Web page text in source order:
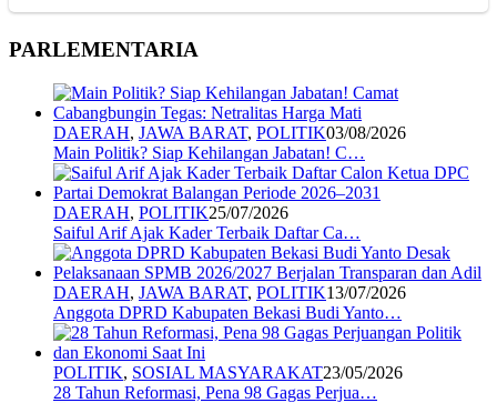
PARLEMENTARIA
DAERAH, JAWA BARAT, POLITIK03/08/2026
Main Politik? Siap Kehilangan Jabatan! C…
DAERAH, POLITIK25/07/2026
Saiful Arif Ajak Kader Terbaik Daftar Ca…
DAERAH, JAWA BARAT, POLITIK13/07/2026
Anggota DPRD Kabupaten Bekasi Budi Yanto…
POLITIK, SOSIAL MASYARAKAT23/05/2026
28 Tahun Reformasi, Pena 98 Gagas Perjua…